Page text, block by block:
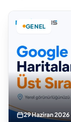
GENEL
29 Haziran 2026